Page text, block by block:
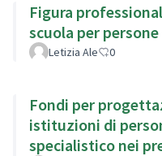
Figura
scuola per
Letizia Ale 0
Fondi per
istituzioni di
specialistico nei